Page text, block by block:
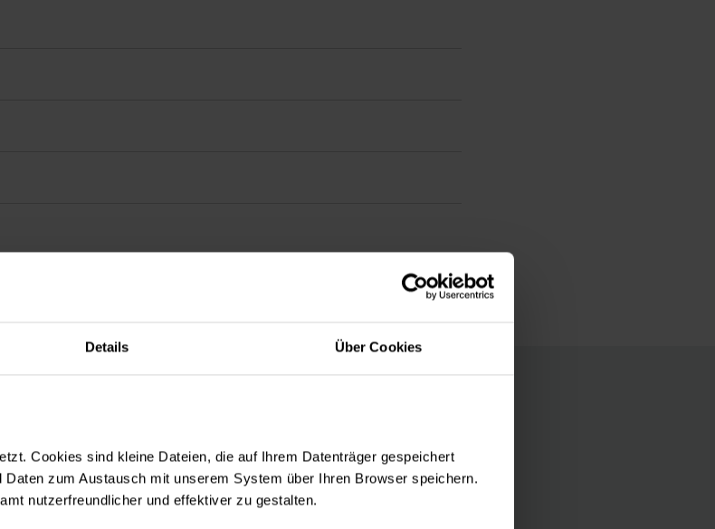
Details Über Cookies
Cookies sind kleine Dateien, die auf Ihrem Datenträger gespeichert
zum Austausch mit unserem System über Ihren Browser speichern.
nutzerfreundlicher und effektiver zu gestalten.